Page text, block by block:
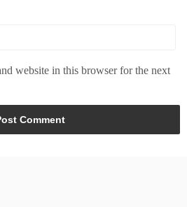
website in this browser for the next